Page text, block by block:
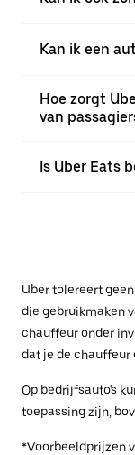
Kan ik een
Hoe zorgt
van
Is Uber Eats
Uber tolereert
die gebruikmaken
chauffeur onder
dat je de
Op bedrijfsauto's
toepassing zijn,
*Voorbeeldprijzen